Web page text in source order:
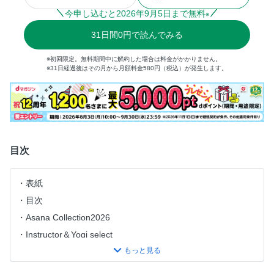
今申し込むと 2026年9月5日まで無料※
31 日間0円で読んでみる
※初回限定。無料期間中に解約した場合は料金がかかりません。
※31日経過後はその月から月額料金580円（税込）が発生します。
目次
表紙
目次
Asana Collection2026
Instructor＆Yogi select
Cover Interview モデル、俳優、アーティスト 佐藤晴美 ダン
スとピラティスは 、本来の自分に還る場所。